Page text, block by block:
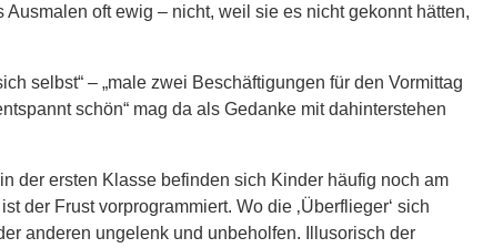
oft ewig – nicht, weil sie es nicht gekonnt hätten,
selbst“ – „male zwei Beschäftigungen für den Vormittag
schön“ mag da als Gedanke mit dahinterstehen
der ersten Klasse befinden sich Kinder häufig noch am
der Frust vorprogrammiert. Wo die ‚Überflieger‘ sich
anderen ungelenk und unbeholfen. Illusorisch der